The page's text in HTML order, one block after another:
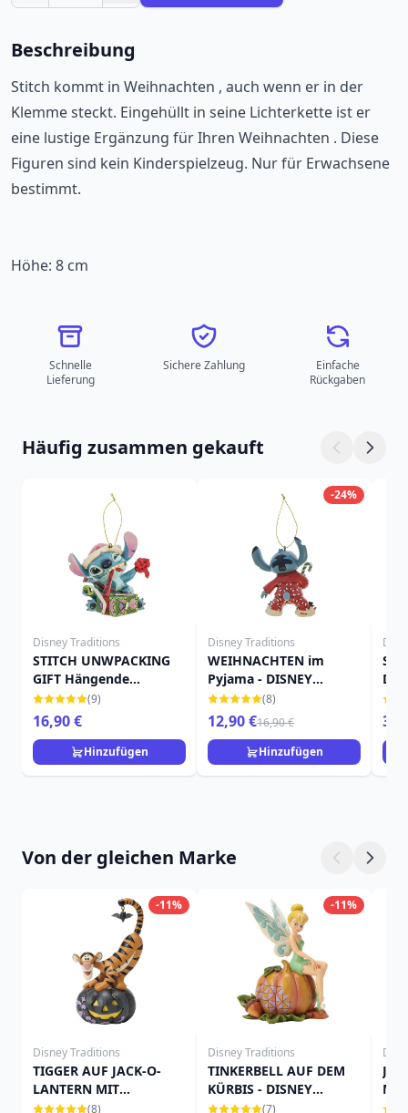
Beschreibung
Stitch kommt in Weihnachten , auch wenn er in der
Klemme steckt. Eingehüllt in seine Lichterkette ist er
eine lustige Ergänzung für Ihren Weihnachten . Diese
Figuren sind kein Kinderspielzeug. Nur für Erwachsene
bestimmt.
Höhe: 8 cm
Schnelle
Lieferung
Sichere Zahlung
Einfache
Rückgaben
Häufig zusammen gekauft
Disney Traditions
STITCH UNWPACKING
GIFT Hängende
Ornament - DISNEY
TRADITIONS
(9)
16,90 €
Hinzufügen
-24%
Disney Traditions
WEIHNACHTEN im
Pyjama - DISNEY
TRADITIONS
(8)
12,90 €16,90 €
Hinzufügen
Von der gleichen Marke
-11%
Disney Traditions
TIGGER AUF JACK-O-
LANTERN MIT
FLEDERMAUS - DISNEY
(8)
-11%
Disney Traditions
TINKERBELL AUF DEM
KÜRBIS - DISNEY
TRADITIONS
(7)